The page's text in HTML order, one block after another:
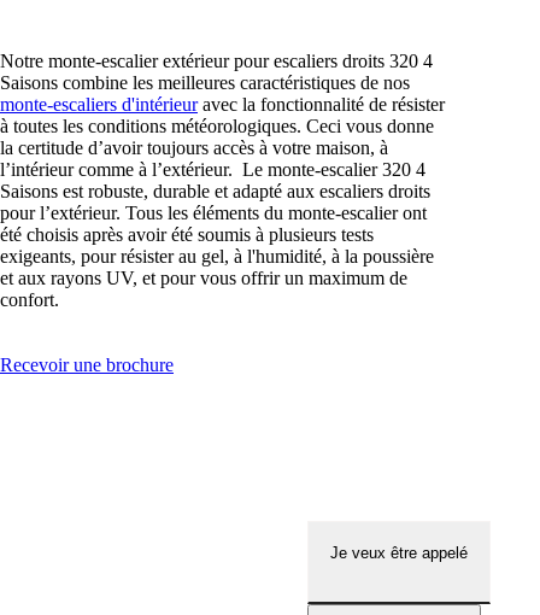
Notre monte-escalier extérieur pour escaliers droits 320 4
Saisons combine les meilleures caractéristiques de nos
monte-escaliers d'intérieuravec la fonctionnalité de résister
à toutes les conditions météorologiques. Ceci vous donne
la certitude d’avoir toujours accès à votre maison, à
l’intérieur comme à l’extérieur. Le monte-escalier 320 4
Saisons est robuste, durable et adapté aux escaliers droits
pour l’extérieur. Tous les éléments du monte-escalier ont
été choisis après avoir été soumis à plusieurs tests
exigeants, pour résister au gel, à l'humidité, à la poussière
et aux rayons UV, et pour vous offrir un maximum de
confort.
Recevoir une brochure
Je veux être appelé